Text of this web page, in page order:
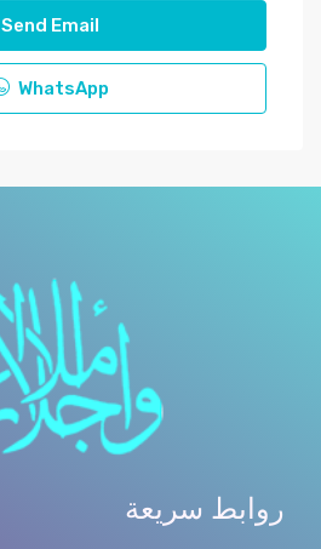
Send Email
WhatsApp
روابط سريعة